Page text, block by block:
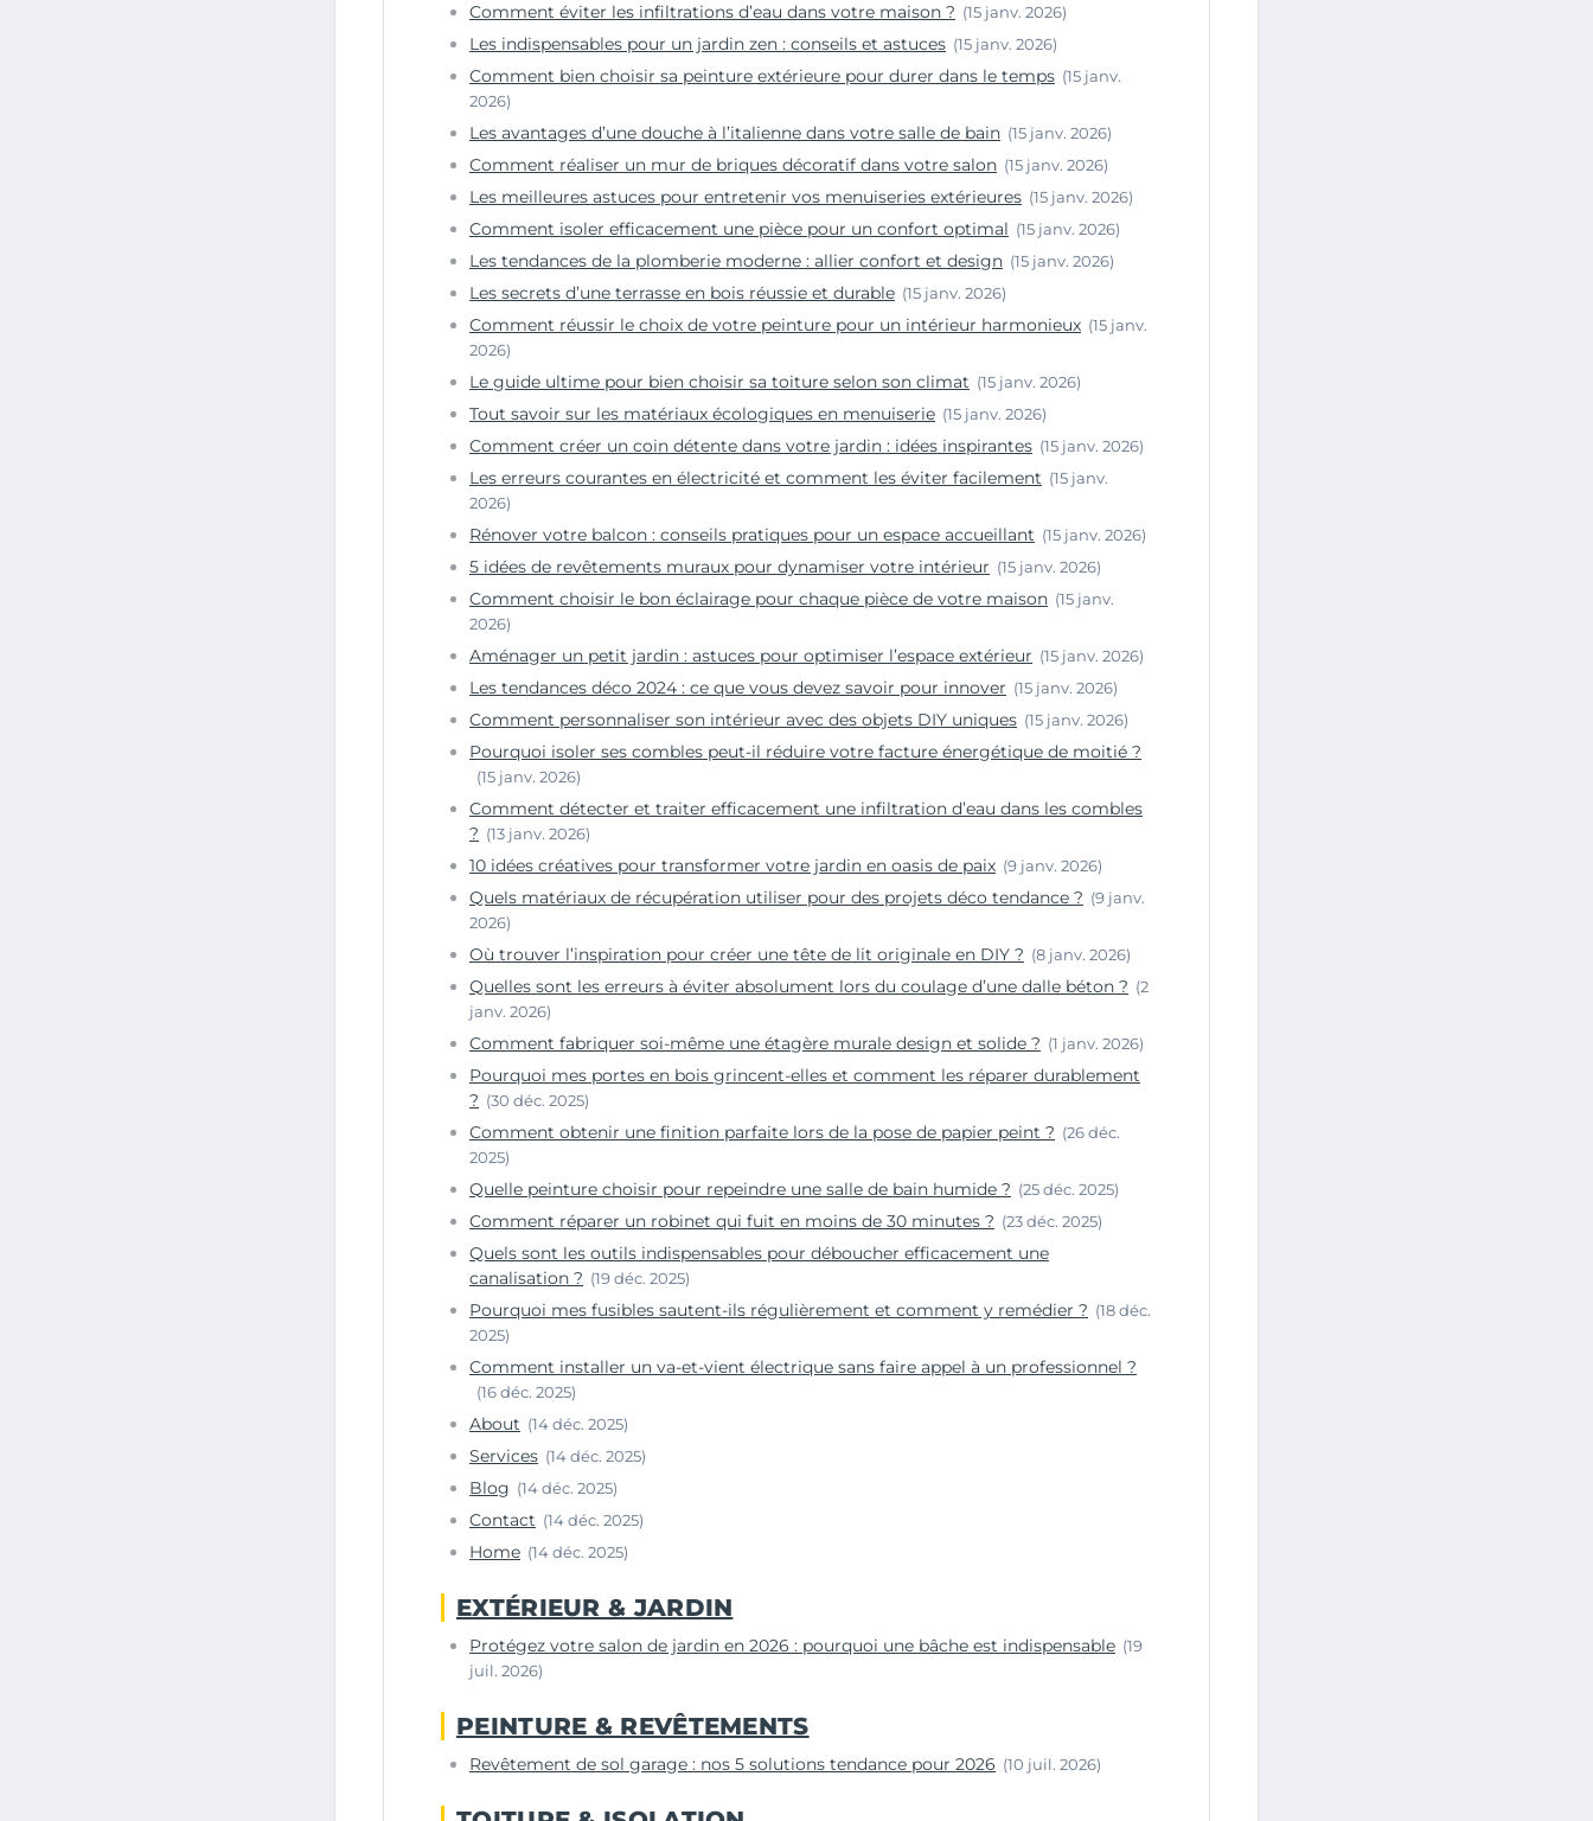
Comment éviter les infiltrations d’eau dans votre maison ? (15 janv. 2026)
Les indispensables pour un jardin zen : conseils et astuces (15 janv. 2026)
Comment bien choisir sa peinture extérieure pour durer dans le temps (15 janv.
2026)
Les avantages d’une douche à l’italienne dans votre salle de bain (15 janv. 2026)
Comment réaliser un mur de briques décoratif dans votre salon (15 janv. 2026)
Les meilleures astuces pour entretenir vos menuiseries extérieures (15 janv. 2026)
Comment isoler efficacement une pièce pour un confort optimal (15 janv. 2026)
Les tendances de la plomberie moderne : allier confort et design (15 janv. 2026)
Les secrets d’une terrasse en bois réussie et durable (15 janv. 2026)
Comment réussir le choix de votre peinture pour un intérieur harmonieux (15 janv.
2026)
Le guide ultime pour bien choisir sa toiture selon son climat (15 janv. 2026)
Tout savoir sur les matériaux écologiques en menuiserie (15 janv. 2026)
Comment créer un coin détente dans votre jardin : idées inspirantes (15 janv. 2026)
Les erreurs courantes en électricité et comment les éviter facilement (15 janv.
2026)
Rénover votre balcon : conseils pratiques pour un espace accueillant (15 janv. 2026)
5 idées de revêtements muraux pour dynamiser votre intérieur (15 janv. 2026)
Comment choisir le bon éclairage pour chaque pièce de votre maison (15 janv.
2026)
Aménager un petit jardin : astuces pour optimiser l’espace extérieur (15 janv. 2026)
Les tendances déco 2024 : ce que vous devez savoir pour innover (15 janv. 2026)
Comment personnaliser son intérieur avec des objets DIY uniques (15 janv. 2026)
Pourquoi isoler ses combles peut-il réduire votre facture énergétique de moitié ?
(15 janv. 2026)
Comment détecter et traiter efficacement une infiltration d’eau dans les combles
? (13 janv. 2026)
10 idées créatives pour transformer votre jardin en oasis de paix (9 janv. 2026)
Quels matériaux de récupération utiliser pour des projets déco tendance ? (9 janv.
2026)
Où trouver l’inspiration pour créer une tête de lit originale en DIY ? (8 janv. 2026)
Quelles sont les erreurs à éviter absolument lors du coulage d’une dalle béton ? (2
janv. 2026)
Comment fabriquer soi-même une étagère murale design et solide ? (1 janv. 2026)
Pourquoi mes portes en bois grincent-elles et comment les réparer durablement
? (30 déc. 2025)
Comment obtenir une finition parfaite lors de la pose de papier peint ? (26 déc.
2025)
Quelle peinture choisir pour repeindre une salle de bain humide ? (25 déc. 2025)
Comment réparer un robinet qui fuit en moins de 30 minutes ? (23 déc. 2025)
Quels sont les outils indispensables pour déboucher efficacement une
canalisation ? (19 déc. 2025)
Pourquoi mes fusibles sautent-ils régulièrement et comment y remédier ? (18 déc.
2025)
Comment installer un va-et-vient électrique sans faire appel à un professionnel ?
(16 déc. 2025)
About (14 déc. 2025)
Services (14 déc. 2025)
Blog (14 déc. 2025)
Contact (14 déc. 2025)
Home (14 déc. 2025)
EXTÉRIEUR & JARDIN
Protégez votre salon de jardin en 2026 : pourquoi une bâche est indispensable (19
juil. 2026)
PEINTURE & REVÊTEMENTS
Revêtement de sol garage : nos 5 solutions tendance pour 2026 (10 juil. 2026)